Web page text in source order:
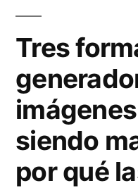
i
s
t
e
a
r
a
c
Tres
siendo
por qué